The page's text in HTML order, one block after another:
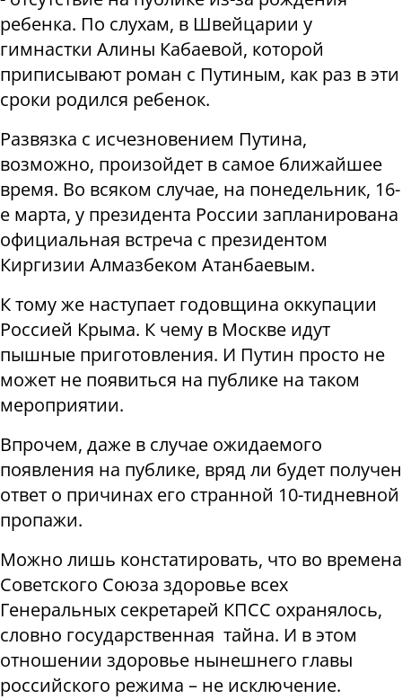
ребенка. По слухам, в Швейцарии у
гимнастки Алины Кабаевой, которой
приписывают роман с Путиным, как раз в эти
сроки родился ребенок.
Развязка с исчезновением Путина,
возможно, произойдет в самое ближайшее
время. Во всяком случае, на понедельник, 16-
е марта, у президента России запланирована
официальная встреча с президентом
Киргизии Алмазбеком Атанбаевым.
К тому же наступает годовщина оккупации
Россией Крыма. К чему в Москве идут
пышные приготовления. И Путин просто не
может не появиться на публике на таком
мероприятии.
Впрочем, даже в случае ожидаемого
появления на публике, вряд ли будет получен
ответ о причинах его странной 10-тидневной
пропажи.
Можно лишь констатировать, что во времена
Советского Союза здоровье всех
Генеральных секретарей КПСС охранялось,
словно государственная тайна. И в этом
отношении здоровье нынешнего главы
российского режима – не исключение.